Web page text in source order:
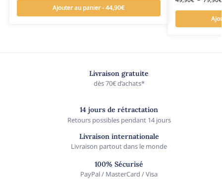
Ajouter au panier - 44,90€
Livraison gratuite
dès 70€ d’achats*
14 jours de rétractation
Retours possibles pendant 14 jours
Livraison internationale
Livraison partout dans le monde
100% Sécurisé
PayPal / MasterCard / Visa